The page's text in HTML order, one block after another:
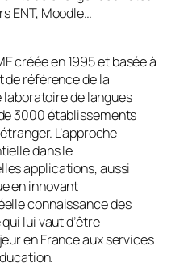
ENT, Moodle…
créée en 1995 et basée à
de référence de la
de langues
3000 établissements
L’approche
dans le
applications, aussi
en innovant
connaissance des
lui vaut d’être
en France aux services